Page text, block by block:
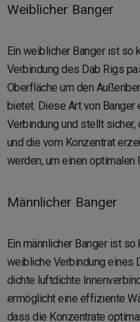
Weiblicher Banger
Ein weiblicher Banger ist so
Verbindung des Dab Rigs
Oberfläche um den
bietet. Diese Art von
Verbindung und stellt
und die vom Konzentrat
werden, um einen optimalen
Männlicher Banger
Ein männlicher Banger ist
weibliche Verbindung eines
dichte luftdichte
ermöglicht eine effiziente
dass die Konzentrate